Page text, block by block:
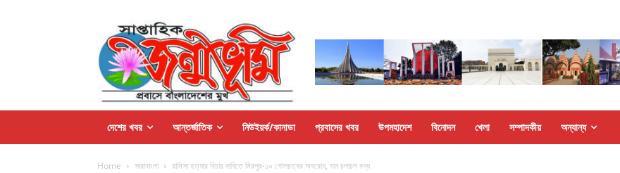
দেশের খবর আন্তর্জাতিক নিউইয়র্ক/কানাডা প্রবাসের খবর উপমহাদেশ বিনোদন খেলা সম্পাদকীয় অন্যান্য
Home সারাবাংলা রামিসা হত্যার বিচার দাবিতে মিরপুর-১০ গোলচত্বর অবরোধ, যান চলাচল বন্ধ